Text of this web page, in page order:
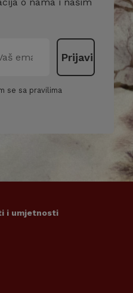
se sa pravilima
i umjetnosti